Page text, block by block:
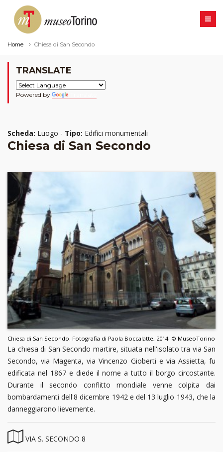
Home Chiesa di San Secondo
TRANSLATE
Powered by
Scheda: Luogo - Tipo: Edifici monumentali
Chiesa di San Secondo
Chiesa di San Secondo. Fotografia di Paola Boccalatte, 2014. © MuseoTorino
La chiesa di San Secondo martire, situata nell'isolato tra via San
Secondo, via Magenta, via Vincenzo Gioberti e via Assietta, fu
edificata nel 1867 e diede il nome a tutto il borgo circostante.
Durante il secondo conflitto mondiale venne colpita dai
bombardamenti dell'8 dicembre 1942 e del 13 luglio 1943, che la
danneggiarono lievemente.
VIA S. SECONDO 8